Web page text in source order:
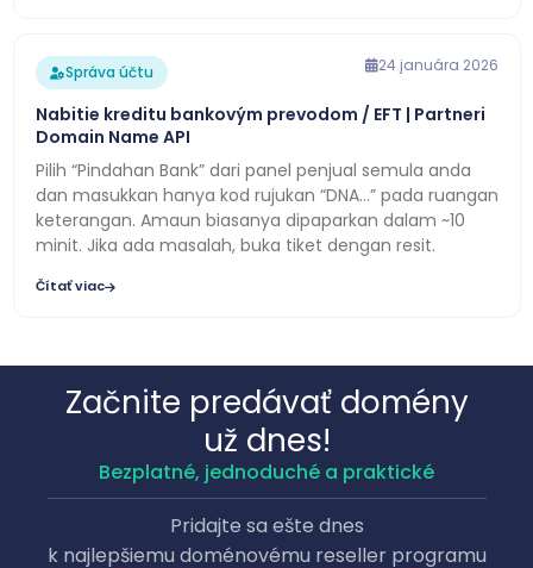
Správa účtu 24 januára 2026
Nabitie kreditu bankovým prevodom / EFT | Partneri
Domain Name API
Pilih “Pindahan Bank” dari panel penjual semula anda
dan masukkan hanya kod rujukan “DNA…” pada ruangan
keterangan. Amaun biasanya dipaparkan dalam ~10
minit. Jika ada masalah, buka tiket dengan resit.
Čítať viac
Začnite predávať domény
už dnes!
Bezplatné, jednoduché a praktické
Pridajte sa ešte dnes
k najlepšiemu doménovému reseller programu